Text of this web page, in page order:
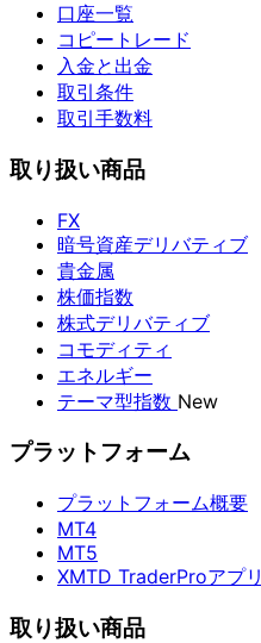
口座一覧
コピートレード
入金と出金
取引条件
取引手数料
取り扱い商品
FX
暗号資産デリバティブ
貴金属
株価指数
株式デリバティブ
コモディティ
エネルギー
テーマ型指数 New
プラットフォーム
プラットフォーム概要
MT4
MT5
XMTD TraderProアプリ
取り扱い商品